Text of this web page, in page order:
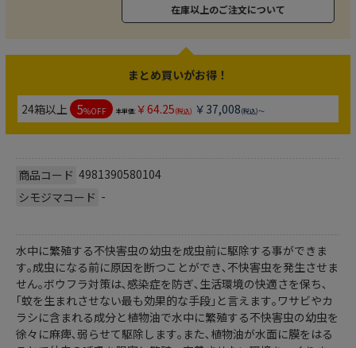
在庫以上のご注文について
まとめ買いがお得！
24箱以上 5%OFF 本単価:￥64.25(税込) ￥37,008(税込)～
商品コード 4981390580104
シモジマコード -
水中に繁殖する不快害虫の幼虫を成虫前に駆除する事ができま
す｡成虫になる前に原因を断つことができ､不快害虫を発生させま
せん｡ボウフラ対策は､感染症を防ぎ､生活環境の快適さを保ち､
｢蚊を生まれさせない最も効果的な手段｣と言えます｡ワサビやカ
ラシに含まれる成分と植物油で水中に繁殖する不快害虫の幼虫を
徐々に麻痺､弱らせて駆除します｡また､植物油が水面に膜をはる